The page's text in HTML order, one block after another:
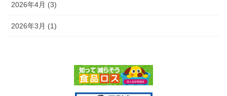
2026年4月 (3)
2026年3月 (1)